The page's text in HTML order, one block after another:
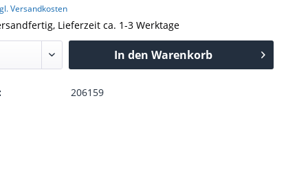
Versandkosten
Lieferzeit ca. 1-3 Werktage
In den Warenkorb
206159